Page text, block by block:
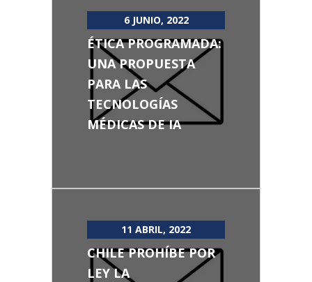
6 JUNIO, 2022
ÉTICA PROGRAMADA:
UNA PROPUESTA
PARA LAS
TECNOLOGÍAS
MÉDICAS DE IA
11 ABRIL, 2022
CHILE PROHÍBE POR
LEY LA